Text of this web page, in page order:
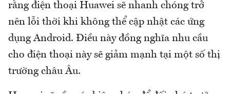
rằng điện thoại Huawei sẽ nhanh chóng trở
nên lỗi thời khi không thể cập nhật các ứng
dụng Android. Điều này đồng nghĩa nhu cầu
cho điện thoại này sẽ giảm mạnh tại một số thị
trường châu Âu.